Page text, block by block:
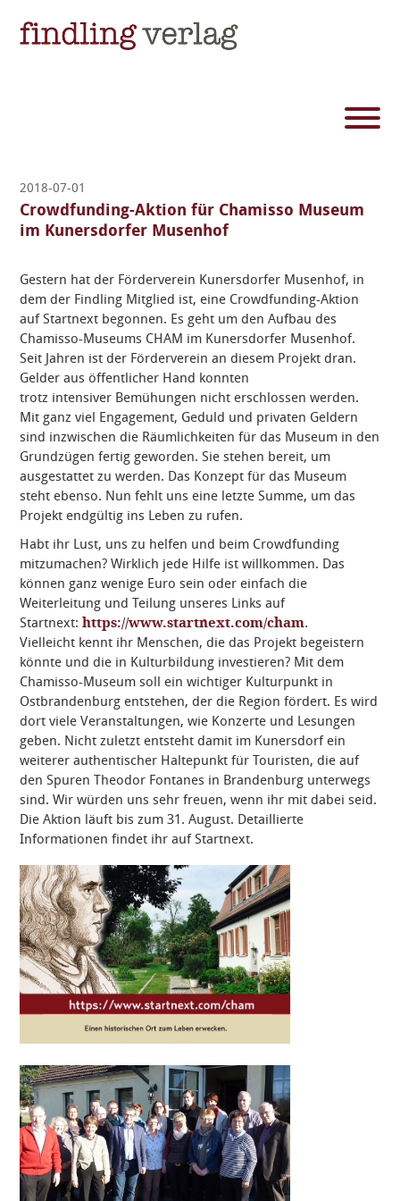
2018-07-01
Crowdfunding-Aktion für Chamisso Museum
im Kunersdorfer Musenhof
Gestern hat der Förderverein Kunersdorfer Musenhof, in
dem der Findling Mitglied ist, eine Crowdfunding-Aktion
auf Startnext begonnen. Es geht um den Aufbau des
Chamisso-Museums CHAM im Kunersdorfer Musenhof.
Seit Jahren ist der Förderverein an diesem Projekt dran.
Gelder aus öffentlicher Hand konnten
trotz intensiver Bemühungen nicht erschlossen werden.
Mit ganz viel Engagement, Geduld und privaten Geldern
sind inzwischen die Räumlichkeiten für das Museum in den
Grundzügen fertig geworden. Sie stehen bereit, um
ausgestattet zu werden. Das Konzept für das Museum
steht ebenso. Nun fehlt uns eine letzte Summe, um das
Projekt endgültig ins Leben zu rufen.
Habt ihr Lust, uns zu helfen und beim Crowdfunding
mitzumachen? Wirklich jede Hilfe ist willkommen. Das
können ganz wenige Euro sein oder einfach die
Weiterleitung und Teilung unseres Links auf
Startnext:https://www.startnext.com/cham.
Vielleicht kennt ihr Menschen, die das Projekt begeistern
könnte und die in Kulturbildung investieren? Mit dem
Chamisso-Museum soll ein wichtiger Kulturpunkt in
Ostbrandenburg entstehen, der die Region fördert. Es wird
dort viele Veranstaltungen, wie Konzerte und Lesungen
geben. Nicht zuletzt entsteht damit im Kunersdorf ein
weiterer authentischer Haltepunkt für Touristen, die auf
den Spuren Theodor Fontanes in Brandenburg unterwegs
sind. Wir würden uns sehr freuen, wenn ihr mit dabei seid.
Die Aktion läuft bis zum 31. August. Detaillierte
Informationen findet ihr auf Startnext.